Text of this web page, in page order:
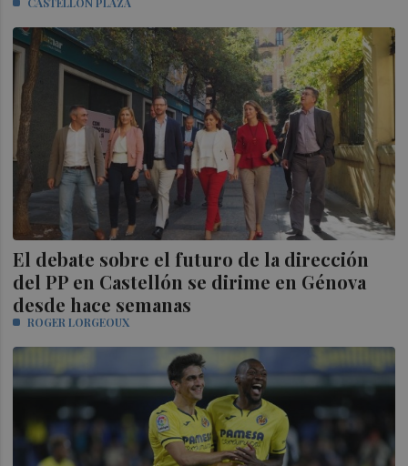
El debate sobre el futuro de la dirección
del PP en Castellón se dirime en Génova
desde hace semanas
ROGER LORGEOUX